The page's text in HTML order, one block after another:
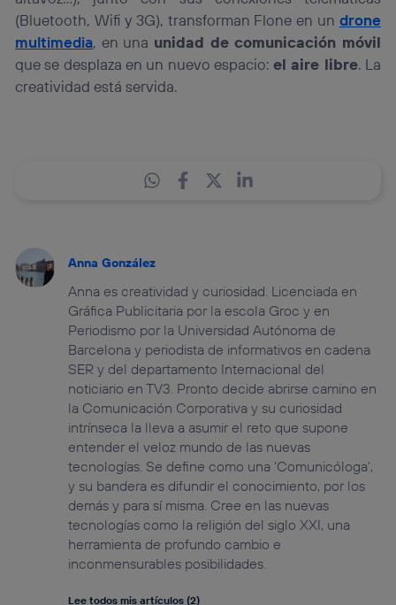
(Bluetooth, Wifi y 3G), transforman Flone en un drone
multimedia, en una unidad de comunicación móvil
que se desplaza en un nuevo espacio:el aire libre. La
creatividad está servida.
Anna González
Anna es creatividad y curiosidad. Licenciada en
Gráfica Publicitaria por la escola Groc y en
Periodismo por la Universidad Autónoma de
Barcelona y periodista de informativos en cadena
SER y del departamento Internacional del
noticiario en TV3. Pronto decide abrirse camino en
la Comunicación Corporativa y su curiosidad
intrínseca la lleva a asumir el reto que supone
entender el veloz mundo de las nuevas
tecnologías. Se define como una ‘Comunicóloga’,
y su bandera es difundir el conocimiento, por los
demás y para sí misma. Cree en las nuevas
tecnologías como la religión del siglo XXI, una
herramienta de profundo cambio e
inconmensurables posibilidades.
Lee todos mis artículos (2)